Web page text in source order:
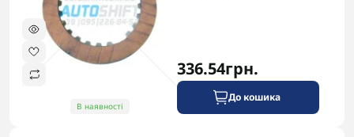
В наявності
336.54грн.
До кошика